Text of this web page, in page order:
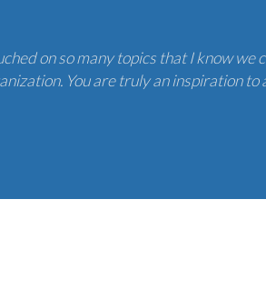
on so many topics that I know we
You are truly an inspiration to